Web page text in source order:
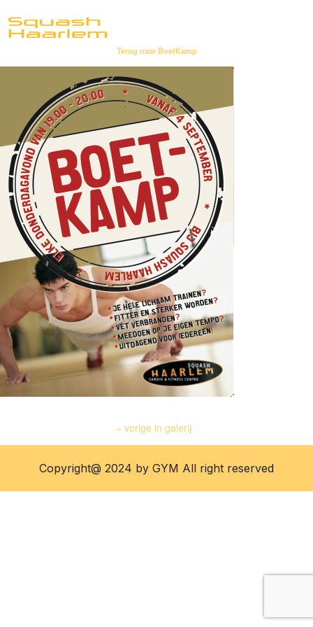
Terug naar BoetKamp
« vorige in galerij
Copyright@ 2024 by GYM All right reserved